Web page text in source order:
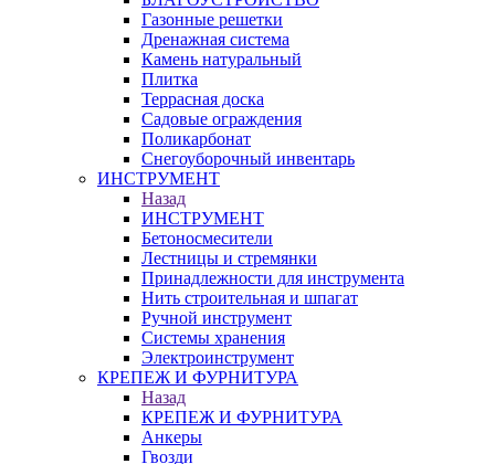
Газонные решетки
Дренажная система
Камень натуральный
Плитка
Террасная доска
Садовые ограждения
Поликарбонат
Снегоуборочный инвентарь
ИНСТРУМЕНТ
Назад
ИНСТРУМЕНТ
Бетоносмесители
Лестницы и стремянки
Принадлежности для инструмента
Нить строительная и шпагат
Ручной инструмент
Системы хранения
Электроинструмент
КРЕПЕЖ И ФУРНИТУРА
Назад
КРЕПЕЖ И ФУРНИТУРА
Анкеры
Гвозди